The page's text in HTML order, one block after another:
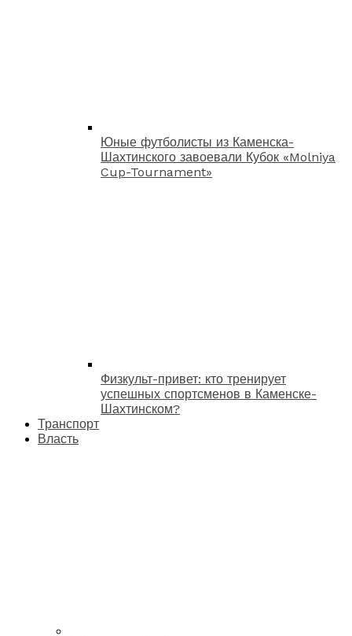
Юные футболисты из Каменска-
Шахтинского завоевали Кубок «Molniya
Cup-Tournament»
Физкульт-привет: кто тренирует
успешных спортсменов в Каменске-
Шахтинском?
Транспорт
Власть